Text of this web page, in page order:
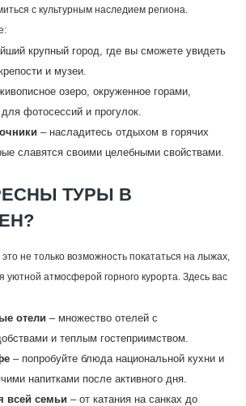
с культурным наследием региона.
крупный город, где вы сможете увидеть
и музеи.
озеро, окруженное горами,
фотосессий и прогулок.
– насладитесь отдыхом в горячих
славятся своими целебными свойствами.
ТУРЫ В
не только возможность покататься на лыжах,
уютной атмосферой горного курорта. Здесь вас
отели – множество отелей с
и теплым гостеприимством.
– попробуйте блюда национальной кухни и
напитками после активного дня.
всей семьи – от катания на санках до